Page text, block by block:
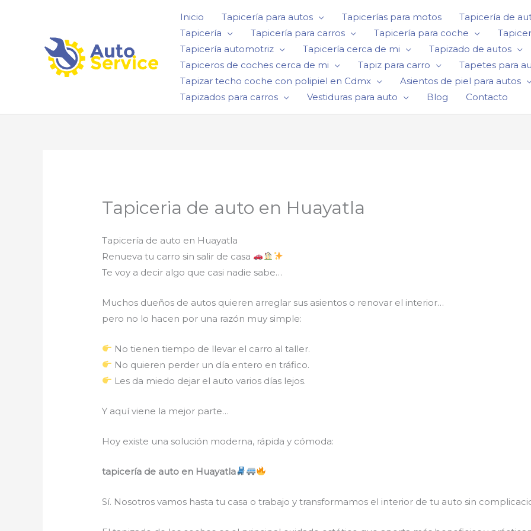
Inicio Tapicería para autos Tapicerías para motos Tapicería de
Tapicería
Tapicería para carros Tapicería para coche
Tapicería automotriz
Tapicería cerca de mi Tapizado de autos
Tapiceros de coches cerca de mi
Tapiz para carro Tapetes para
Tapizar techo coche con polipiel en Cdmx
Asientos de piel para autos
Tapizados para carros
Vestiduras para auto Blog Contacto
Tapiceria de auto en Huayatla
Tapicería de auto en Huayatla
Renueva tu carro sin salir de casa
Te voy a decir algo que casi nadie sabe…
Muchos dueños de autos quieren arreglar sus asientos o renovar el interior…
pero no lo hacen por una razón muy simple:
No tienen tiempo de llevar el carro al taller.
No quieren perder un día entero en tráfico.
Les da miedo dejar el auto varios días lejos.
Y aquí viene la mejor parte…
Hoy existe una solución moderna, rápida y cómoda:
tapicería de auto en Huayatla
Sí. Nosotros vamos hasta tu casa o trabajo y transformamos el interior de tu auto sin